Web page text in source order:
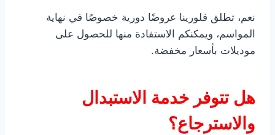
نعم، تطلق فلورينا عروضًا دورية خصوصًا في نهاية
المواسم، ويمكنكم الاستفادة منها للحصول على
موديلات بأسعار مخفضة.
هل تتوفر خدمة الاستبدال
والاسترجاع؟